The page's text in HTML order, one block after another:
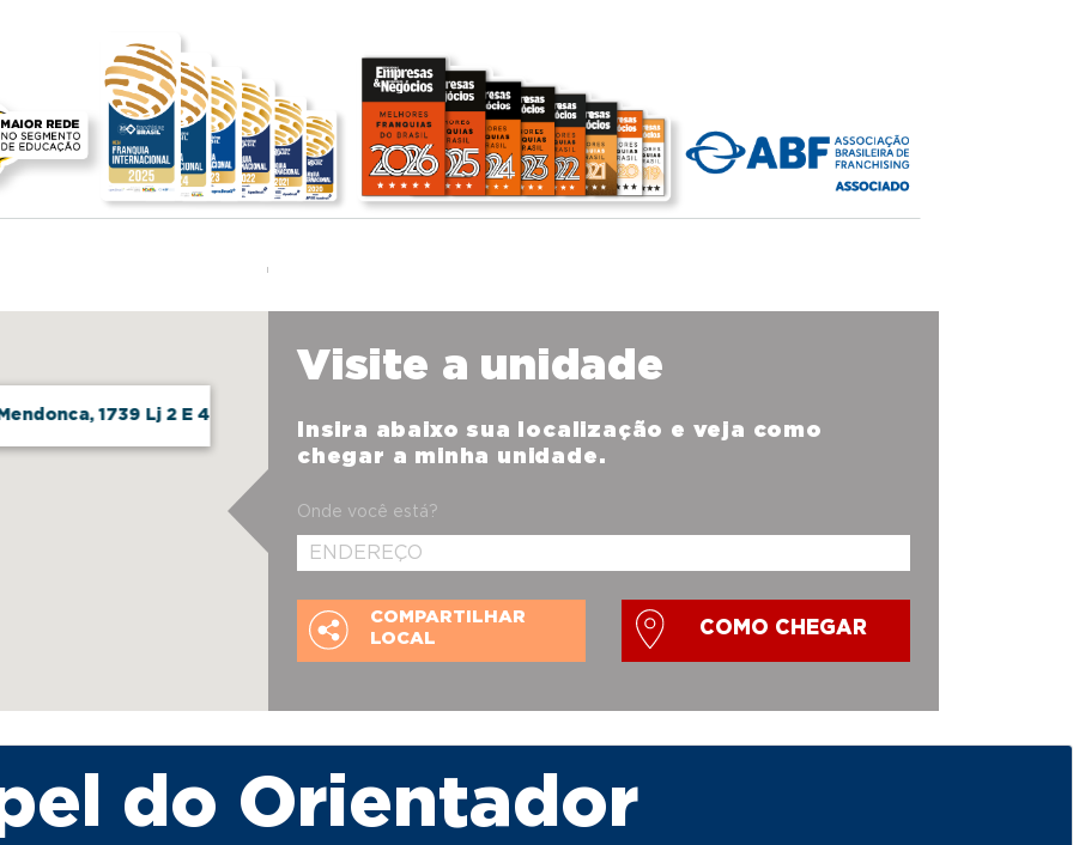
1739 Lj 2 E 4
Visite a unidade
Insira abaixo sua localização e veja como
chegar a minha unidade.
Onde você está?
COMPARTILHAR
LOCAL
COMO CHEGAR
do Orientador